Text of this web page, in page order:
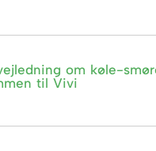
om køle-
til Vivi